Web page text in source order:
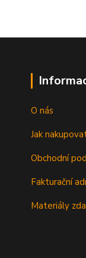
O nás
Jak
Obchodní
Fakturační
Materiály